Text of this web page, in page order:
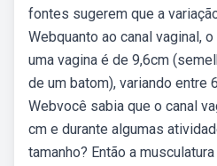
fontes sugerem que a
Webquanto ao canal vaginal,
uma vagina é de 9,6cm
de um batom), variando entre
Webvocê sabia que o canal
cm e durante algumas
tamanho? Então a